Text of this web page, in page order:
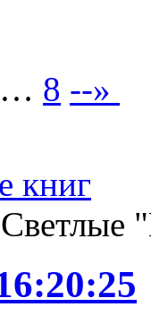
… 8 --»
книг